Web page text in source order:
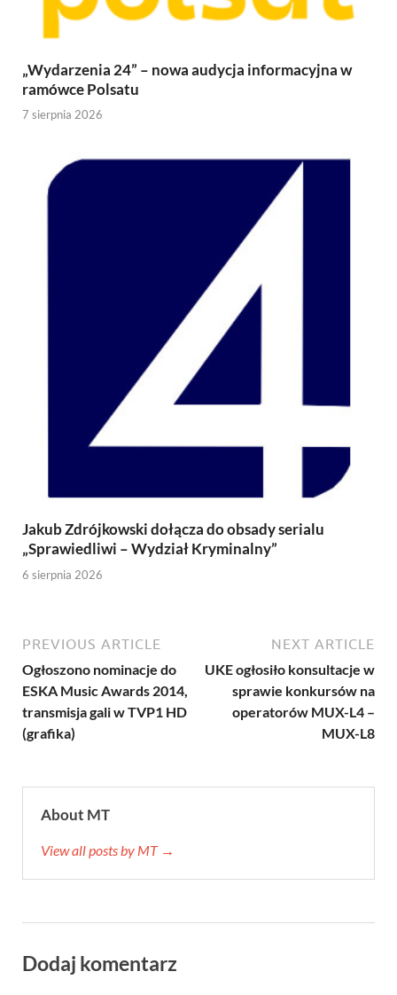
„Wydarzenia 24” – nowa audycja informacyjna w
ramówce Polsatu
7 sierpnia 2026
Jakub Zdrójkowski dołącza do obsady serialu
„Sprawiedliwi – Wydział Kryminalny”
6 sierpnia 2026
PREVIOUS ARTICLE
Ogłoszono nominacje do
ESKA Music Awards 2014,
transmisja gali w TVP1 HD
(grafika)
NEXT ARTICLE
UKE ogłosiło konsultacje w
sprawie konkursów na
operatorów MUX-L4 –
MUX-L8
About MT
View all posts by MT →
Dodaj komentarz